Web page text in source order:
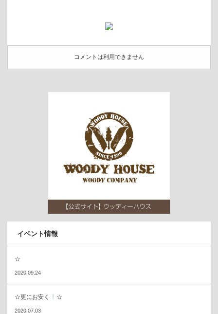
コメントは利用できません
イベント情報
☆
2020.09.24
☆更にお安く ☆
2020.07.03